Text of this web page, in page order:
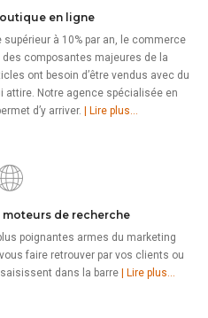
en ligne
à 10% par an, le commerce
des composantes majeures de la
ont besoin d’être vendus avec du
Notre agence spécialisée en
d’y arriver.
| Lire plus…
de recherche
poignantes armes du marketing
faire retrouver par vos clients ou
dans la barre
| Lire plus…